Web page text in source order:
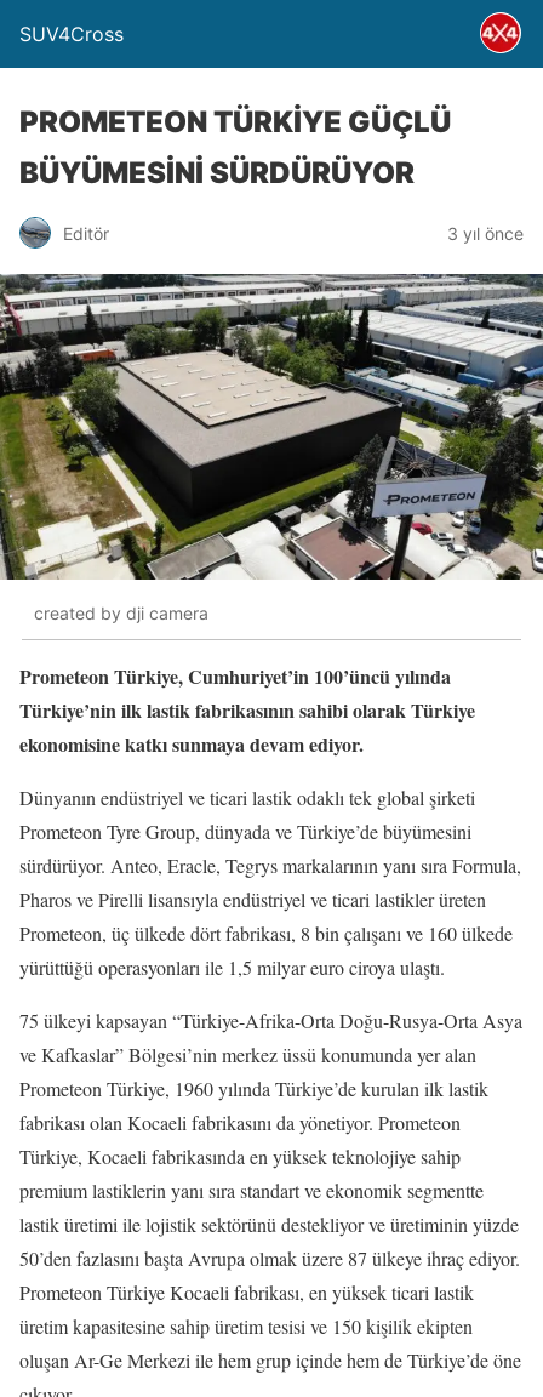
SUV4Cross
PROMETEON TÜRKİYE GÜÇLÜ
BÜYÜMESİNİ SÜRDÜRÜYOR
Editör 3 yıl önce
created by dji camera
Prometeon Türkiye, Cumhuriyet’in 100’üncü yılında
Türkiye’nin ilk lastik fabrikasının sahibi olarak Türkiye
ekonomisine katkı sunmaya devam ediyor.
Dünyanın endüstriyel ve ticari lastik odaklı tek global şirketi
Prometeon Tyre Group, dünyada ve Türkiye’de büyümesini
sürdürüyor. Anteo, Eracle, Tegrys markalarının yanı sıra Formula,
Pharos ve Pirelli lisansıyla endüstriyel ve ticari lastikler üreten
Prometeon, üç ülkede dört fabrikası, 8 bin çalışanı ve 160 ülkede
yürüttüğü operasyonları ile 1,5 milyar euro ciroya ulaştı.
75 ülkeyi kapsayan “Türkiye-Afrika-Orta Doğu-Rusya-Orta Asya
ve Kafkaslar” Bölgesi’nin merkez üssü konumunda yer alan
Prometeon Türkiye, 1960 yılında Türkiye’de kurulan ilk lastik
fabrikası olan Kocaeli fabrikasını da yönetiyor. Prometeon
Türkiye, Kocaeli fabrikasında en yüksek teknolojiye sahip
premium lastiklerin yanı sıra standart ve ekonomik segmentte
lastik üretimi ile lojistik sektörünü destekliyor ve üretiminin yüzde
50’den fazlasını başta Avrupa olmak üzere 87 ülkeye ihraç ediyor.
Prometeon Türkiye Kocaeli fabrikası, en yüksek ticari lastik
üretim kapasitesine sahip üretim tesisi ve 150 kişilik ekipten
oluşan Ar-Ge Merkezi ile hem grup içinde hem de Türkiye’de öne